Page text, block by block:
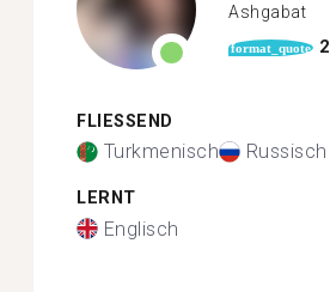
Ashgabat
format_quote 2
FLIESSEND
Turkmenisch Russisch
LERNT
Englisch